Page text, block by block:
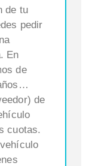
de tu
pedir
En
de
de
cuotas.